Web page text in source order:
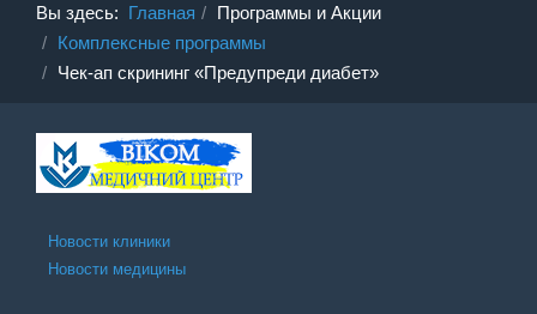
Вы здесь: Главная
Программы и Акции
Комплексные программы
Чек-ап скрининг «Предупреди диабет»
Новости клиники
Новости медицины